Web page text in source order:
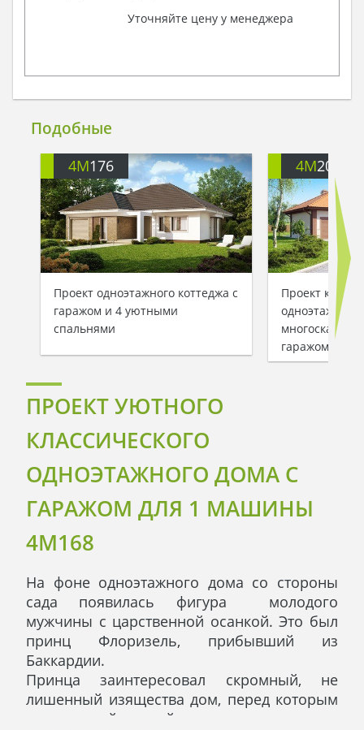
Уточняйте цену у менеджера
Подобные
4M176
Проект одноэтажного коттеджа с
гаражом и 4 уютными
спальнями
4M206
Проект
одноэтажного
гаражом для
ПРОЕКТ УЮТНОГО
КЛАССИЧЕСКОГО
ОДНОЭТАЖНОГО ДОМА С
ГАРАЖОМ ДЛЯ 1 МАШИНЫ
4M168
На фоне одноэтажного дома со стороны
сада появилась фигура молодого
мужчины с царственной осанкой. Это был
принц Флоризель, прибывший из
Баккардии.
Принца заинтересовал скромный, не
лишенный изящества дом, перед которым
на зеленой лужайке, раскинулись два